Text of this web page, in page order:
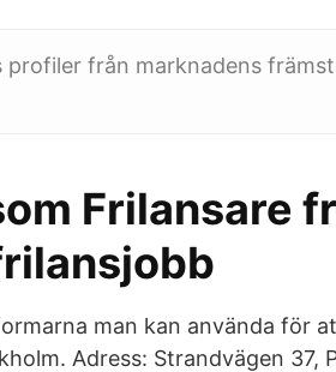
profiler från marknadens
Frilansare
man kan använda för
Adress: Strandvägen 37,